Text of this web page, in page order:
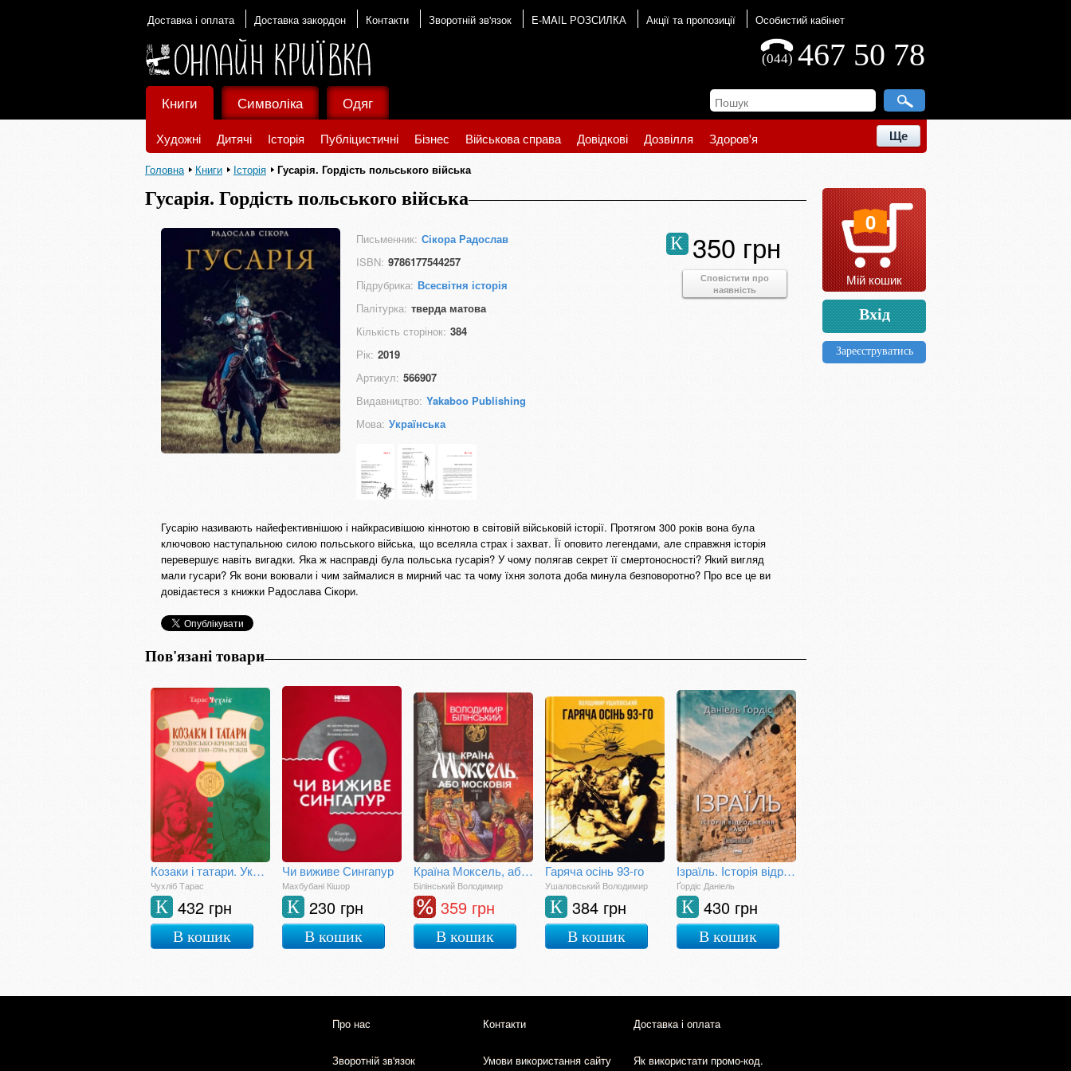
Доставка і оплата Доставка закордон Контакти Зворотній зв'язок E-MAIL РОЗСИЛКА Акції та пропозиції Особистий кабінет
467 50 78
(044)
Книги
Художні Дитячі Історія Публіцистичні Бізнес Військова справа Довідкові Дозвілля Здоров'я Ще
Символіка Одяг
Головна Книги Історія Гусарія. Гордість польського війська
Гусарія. Гордість польського війська
Письменник: Сікора Радослав
ISBN: 9786177544257
Підрубрика: Всесвітня історія
Палітурка: тверда матова
Кількість сторінок: 384
Рік: 2019
Артикул: 566907
Видавництво: Yakaboo Publishing
Мова: Українська
350 грн
К
Сповістити про
наявність
Гусарію називають найефективнішою і найкрасивішою кіннотою в світовій військовій історії. Протягом 300 років вона була
ключовою наступальною силою польського війська, що вселяла страх і захват. Її оповито легендами, але справжня історія
перевершує навіть вигадки. Яка ж насправді була польська гусарія? У чому полягав секрет її смертоносності? Який вигляд
мали гусари? Як вони воювали і чим займалися в мирний час та чому їхня золота доба минула безповоротно? Про все це ви
довідаєтеся з книжки Радослава Сікори.
Пов'язані товари
Козаки і татари. Українсько-кримські союзи 1500–1700-х років
Чухліб Тарас
432 грн
К
В кошик
Чи виживе Сингапур
Махбубані Кішор
230 грн
К
В кошик
Країна Моксель, або Московія. Книга перша
Білінський Володимир
359 грн
В кошик
Гаряча осінь 93-го
Ушаловський Володимир
384 грн
К
В кошик
Ізраїль. Історія відродження нації
Ґордіс Даніель
430 грн
К
В кошик
0
Мій кошик
Вхід
Зареєструватись
Про нас Контакти Доставка і оплата
Зворотній зв'язок Умови використання сайту Як використати промо-код.